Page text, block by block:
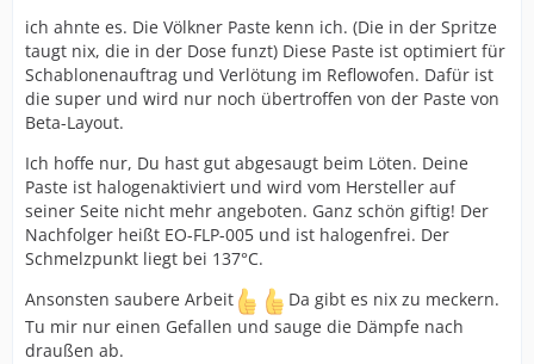
ich ahnte es. Die Völkner Paste kenn ich. (Die in der Spritze
taugt nix, die in der Dose funzt) Diese Paste ist optimiert für
Schablonenauftrag und Verlötung im Reflowofen. Dafür ist
die super und wird nur noch übertroffen von der Paste von
Beta-Layout.
Ich hoffe nur, Du hast gut abgesaugt beim Löten. Deine
Paste ist halogenaktiviert und wird vom Hersteller auf
seiner Seite nicht mehr angeboten. Ganz schön giftig! Der
Nachfolger heißt EO-FLP-005 und ist halogenfrei. Der
Schmelzpunkt liegt bei 137°C.
Ansonsten saubere Arbeit
Da gibt es nix zu meckern.
Tu mir nur einen Gefallen und sauge die Dämpfe nach
draußen ab.